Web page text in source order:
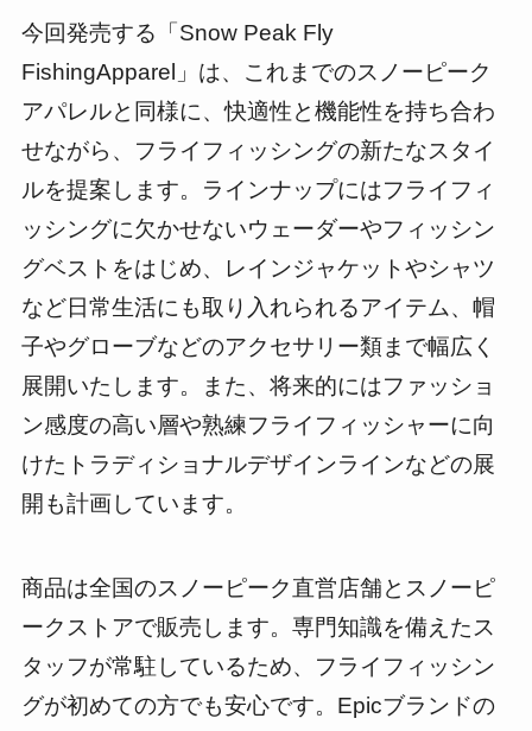
今回発売する「Snow Peak Fly
FishingApparel」は、これまでのスノーピーク
アパレルと同様に、快適性と機能性を持ち合わ
せながら、フライフィッシングの新たなスタイ
ルを提案します。ラインナップにはフライフィ
ッシングに欠かせないウェーダーやフィッシン
グベストをはじめ、レインジャケットやシャツ
など日常生活にも取り入れられるアイテム、帽
子やグローブなどのアクセサリー類まで幅広く
展開いたします。また、将来的にはファッショ
ン感度の高い層や熟練フライフィッシャーに向
けたトラディショナルデザインラインなどの展
開も計画しています。
商品は全国のスノーピーク直営店舗とスノーピ
ークストアで販売します。専門知識を備えたス
タッフが常駐しているため、フライフィッシン
グが初めての方でも安心です。Epicブランドの